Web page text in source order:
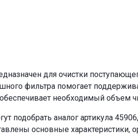
для очистки
фильтра помогает
необходимый объем
подобрать аналог артикула
основные